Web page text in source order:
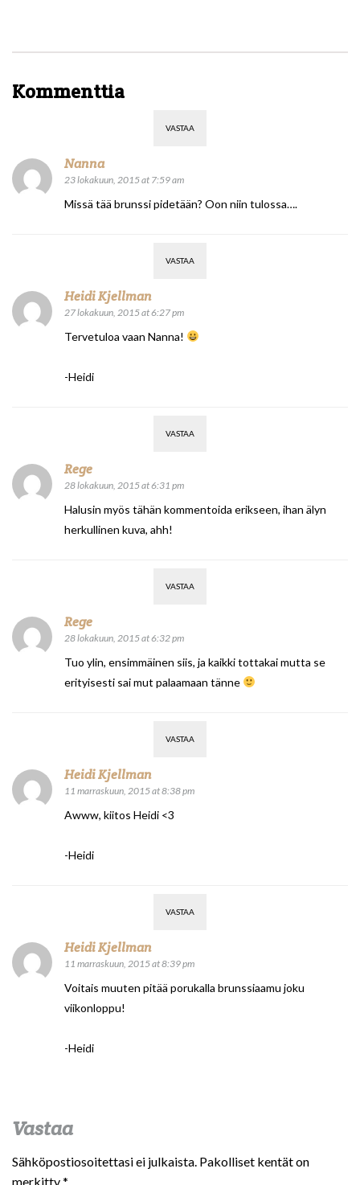
Kommenttia
VASTAA
Nanna
23 lokakuun, 2015 at 7:59 am
Missä tää brunssi pidetään? Oon niin tulossa….
VASTAA
Heidi Kjellman
27 lokakuun, 2015 at 6:27 pm
Tervetuloa vaan Nanna!
-Heidi
VASTAA
Rege
28 lokakuun, 2015 at 6:31 pm
Halusin myös tähän kommentoida erikseen, ihan älyn
herkullinen kuva, ahh!
VASTAA
Rege
28 lokakuun, 2015 at 6:32 pm
Tuo ylin, ensimmäinen siis, ja kaikki tottakai mutta se
erityisesti sai mut palaamaan tänne
VASTAA
Heidi Kjellman
11 marraskuun, 2015 at 8:38 pm
Awww, kiitos Heidi <3
-Heidi
VASTAA
Heidi Kjellman
11 marraskuun, 2015 at 8:39 pm
Voitais muuten pitää porukalla brunssiaamu joku
viikonloppu!
-Heidi
Vastaa
Sähköpostiosoitettasi ei julkaista. Pakolliset kentät on
merkitty*